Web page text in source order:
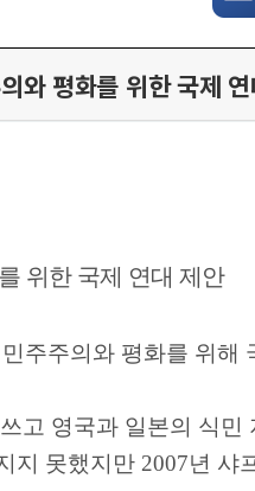
와 평화를 위한 국제
위한 국제 연대 제안
주주의와 평화를 위해
고 영국과 일본의 식
지 못했지만 2007년 샤